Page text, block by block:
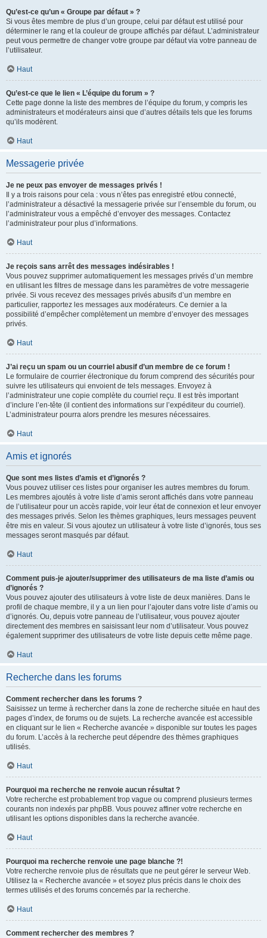
Qu’est-ce qu’un « Groupe par défaut » ?
Si vous êtes membre de plus d’un groupe, celui par défaut est utilisé pour
déterminer le rang et la couleur de groupe affichés par défaut. L’administrateur
peut vous permettre de changer votre groupe par défaut via votre panneau de
l’utilisateur.
Haut
Qu’est-ce que le lien « L’équipe du forum » ?
Cette page donne la liste des membres de l’équipe du forum, y compris les
administrateurs et modérateurs ainsi que d’autres détails tels que les forums
qu’ils modèrent.
Haut
Messagerie privée
Je ne peux pas envoyer de messages privés !
Il y a trois raisons pour cela : vous n’êtes pas enregistré et/ou connecté,
l’administrateur a désactivé la messagerie privée sur l’ensemble du forum, ou
l’administrateur vous a empêché d’envoyer des messages. Contactez
l’administrateur pour plus d’informations.
Haut
Je reçois sans arrêt des messages indésirables !
Vous pouvez supprimer automatiquement les messages privés d’un membre
en utilisant les filtres de message dans les paramètres de votre messagerie
privée. Si vous recevez des messages privés abusifs d’un membre en
particulier, rapportez les messages aux modérateurs. Ce dernier a la
possibilité d’empêcher complètement un membre d’envoyer des messages
privés.
Haut
J’ai reçu un spam ou un courriel abusif d’un membre de ce forum !
Le formulaire de courrier électronique du forum comprend des sécurités pour
suivre les utilisateurs qui envoient de tels messages. Envoyez à
l’administrateur une copie complète du courriel reçu. Il est très important
d’inclure l’en-tête (il contient des informations sur l’expéditeur du courriel).
L’administrateur pourra alors prendre les mesures nécessaires.
Haut
Amis et ignorés
Que sont mes listes d’amis et d’ignorés ?
Vous pouvez utiliser ces listes pour organiser les autres membres du forum.
Les membres ajoutés à votre liste d’amis seront affichés dans votre panneau
de l’utilisateur pour un accès rapide, voir leur état de connexion et leur envoyer
des messages privés. Selon les thèmes graphiques, leurs messages peuvent
être mis en valeur. Si vous ajoutez un utilisateur à votre liste d’ignorés, tous ses
messages seront masqués par défaut.
Haut
Comment puis-je ajouter/supprimer des utilisateurs de ma liste d’amis ou
d’ignorés ?
Vous pouvez ajouter des utilisateurs à votre liste de deux manières. Dans le
profil de chaque membre, il y a un lien pour l’ajouter dans votre liste d’amis ou
d’ignorés. Ou, depuis votre panneau de l’utilisateur, vous pouvez ajouter
directement des membres en saisissant leur nom d’utilisateur. Vous pouvez
également supprimer des utilisateurs de votre liste depuis cette même page.
Haut
Recherche dans les forums
Comment rechercher dans les forums ?
Saisissez un terme à rechercher dans la zone de recherche située en haut des
pages d’index, de forums ou de sujets. La recherche avancée est accessible
en cliquant sur le lien « Recherche avancée » disponible sur toutes les pages
du forum. L’accès à la recherche peut dépendre des thèmes graphiques
utilisés.
Haut
Pourquoi ma recherche ne renvoie aucun résultat ?
Votre recherche est probablement trop vague ou comprend plusieurs termes
courants non indexés par phpBB. Vous pouvez affiner votre recherche en
utilisant les options disponibles dans la recherche avancée.
Haut
Pourquoi ma recherche renvoie une page blanche ?!
Votre recherche renvoie plus de résultats que ne peut gérer le serveur Web.
Utilisez la « Recherche avancée » et soyez plus précis dans le choix des
termes utilisés et des forums concernés par la recherche.
Haut
Comment rechercher des membres ?